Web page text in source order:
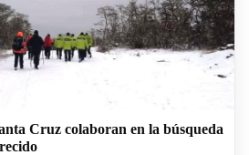
Cruz colaboran en la búsqueda